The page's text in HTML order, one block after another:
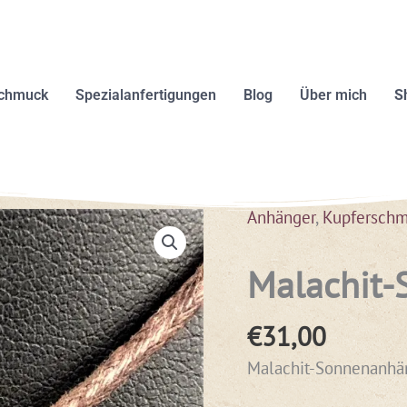
Spezialanfertigungen Blog Über mich
Anhänger,
Malachit-
€31,00
Malachit-
Malachit-
Sonnenanhänger2
Menge